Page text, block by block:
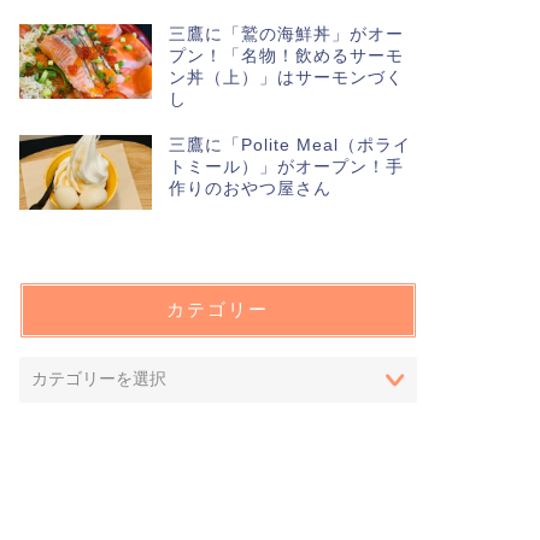
三鷹に「鷲の海鮮丼」がオー
プン！「名物！飲めるサーモ
ン丼（上）」はサーモンづく
し
三鷹に「Polite Meal（ポライ
トミール）」がオープン！手
作りのおやつ屋さん
カテゴリー